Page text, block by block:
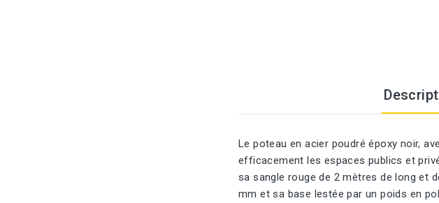
Le poteau en acier poudré époxy noir,
efficacement les espaces publics et
sa sangle rouge de 2 mètres de long et
mm et sa base lestée par un poids en